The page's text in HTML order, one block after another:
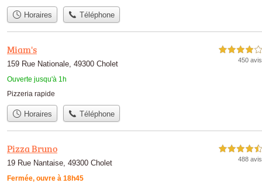
Horaires Téléphone
Miam's
159 Rue Nationale, 49300 Cholet
Ouverte jusqu'à 1h
4,0 étoiles sur 5
450 avis
Pizzeria rapide
Horaires Téléphone
Pizza Bruno
19 Rue Nantaise, 49300 Cholet
Fermée, ouvre à 18h45
4,5 étoiles sur 5
488 avis